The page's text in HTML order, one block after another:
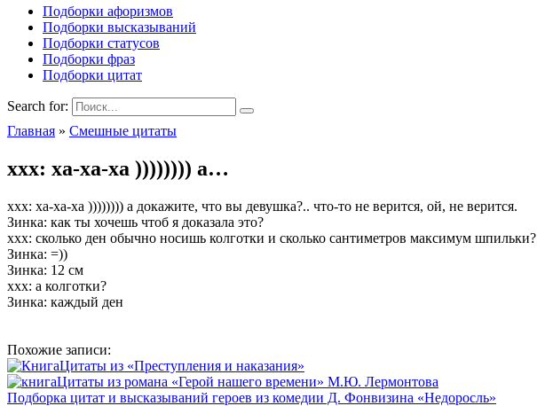
Подборки афоризмов
Подборки высказываний
Подборки статусов
Подборки фраз
Подборки цитат
Search for:
Главная » Смешные цитаты
xxx: ха-ха-ха )))))))) а…
xxx: ха-ха-ха )))))))) а докажите, что вы девушка?.. что-то не верится, ой, не верится.
Зинка: как ты хочешь чтоб я доказала это?
xxx: сколько ден обычно носишь колготки и сколько сантиметров максимум шпильки?
Зинка: =))
Зинка: 12 см
xxx: а колготки?
Зинка: каждый ден
Похожие записи:
Цитаты из «Преступления и наказания»
Цитаты из романа «Герой нашего времени» М.Ю. Лермонтова
Подборка цитат и высказываний героев из комедии Д. Фонвизина «Недоросль»